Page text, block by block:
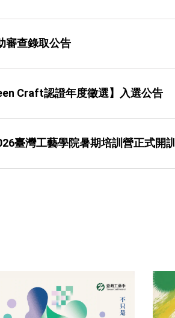
審查錄取公告
Craft認證年度徵選】入選公告
臺灣工藝學院暑期培訓營正式開訓